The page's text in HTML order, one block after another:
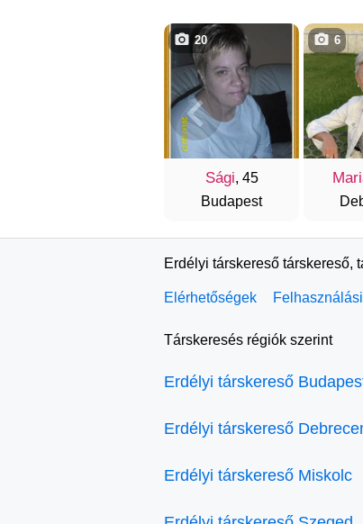
Sági, 45
Budapest
20 6
Erdélyi társkereső társkereső,
Elérhetőségek
Társkeresés régiók szerint
Erdélyi társkereső
Erdélyi társkereső
Erdélyi társkereső Miskolc